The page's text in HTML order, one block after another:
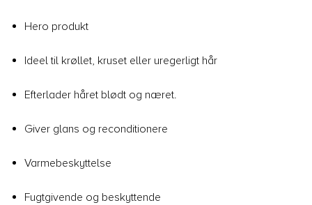
Hero produkt
Ideel til krøllet, kruset eller uregerligt hår
Efterlader håret blødt og næret.
Giver glans og reconditionere
Varmebeskyttelse
Fugtgivende og beskyttende